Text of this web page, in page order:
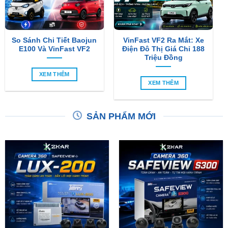
So Sánh Chi Tiết Baojun
E100 Và VinFast VF2
XEM THÊM
VinFast VF2 Ra Mắt: Xe
Điện Đô Thị Giá Chỉ 188
Triệu Đồng
XEM THÊM
SẢN PHẨM MỚI